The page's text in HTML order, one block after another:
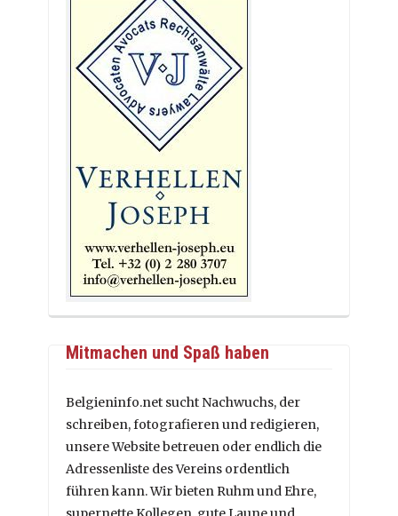
Mitmachen und Spaß haben
Belgieninfo.net sucht Nachwuchs, der
schreiben, fotografieren und redigieren,
unsere Website betreuen oder endlich die
Adressenliste des Vereins ordentlich
führen kann. Wir bieten Ruhm und Ehre,